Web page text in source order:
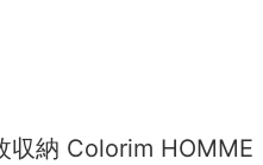
収納 Colorim HOMME